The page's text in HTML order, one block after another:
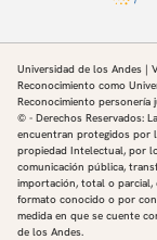
Universidad de los Andes |
Reconocimiento como
Reconocimiento
© - Derechos Reservados:
encuentran protegidos por
propiedad Intelectual, por
comunicación pública,
importación, total o
formato conocido o por
medida en que se cuente
de los Andes.